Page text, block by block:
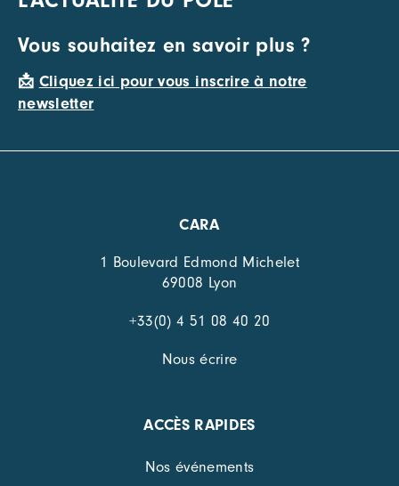
Vous souhaitez en savoir plus ?
📩 Cliquez ici pour vous inscrire à notre
newsletter
CARA
1 Boulevard Edmond Michelet
69008 Lyon
+33(0) 4 51 08 40 20
Nous écrire
ACCÈS RAPIDES
Nos événements